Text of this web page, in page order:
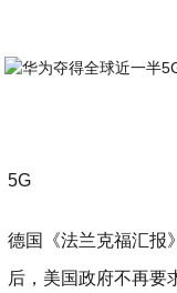
5G
德国《法兰克福汇报
后，美国政府不再要